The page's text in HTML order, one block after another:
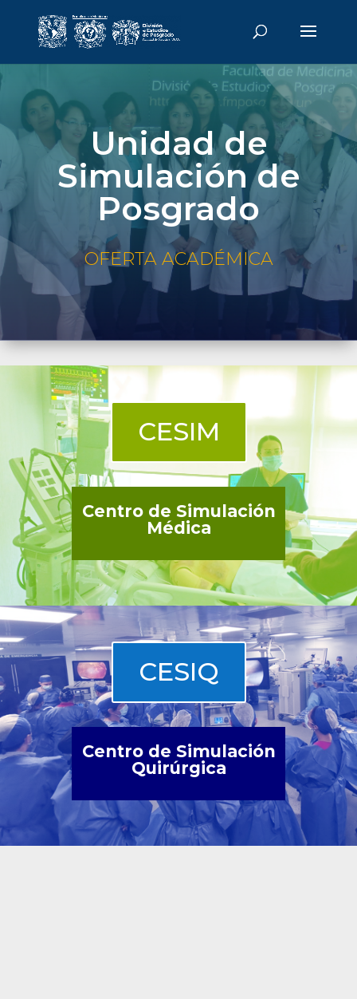
Unidad de
Simulación de
Posgrado
OFERTA ACADÉMICA
CESIM
Centro de Simulación
Médica
CESIQ
Centro de Simulación
Quirúrgica